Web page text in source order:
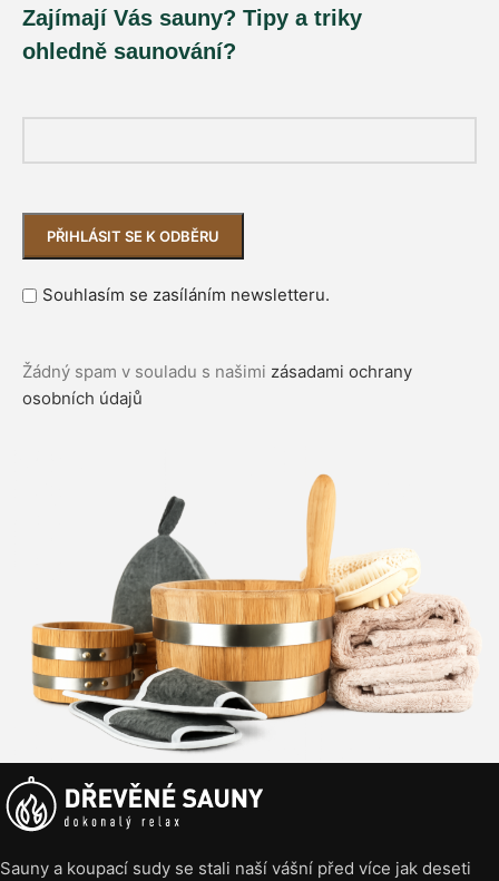
Zajímají Vás sauny? Tipy a triky
ohledně saunování?
Souhlasím se zasíláním newsletteru.
Žádný spam v souladu s našimi zásadami ochrany
osobních údajů
Sauny a koupací sudy se stali naší vášní před více jak deseti